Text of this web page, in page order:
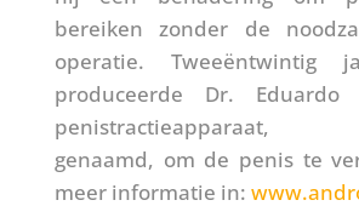
bereiken zonder de
operatie. Tweeëntwintig
produceerde Dr. Eduardo
penistractieapparaat,
genaamd, om de penis te
meer informatie in: